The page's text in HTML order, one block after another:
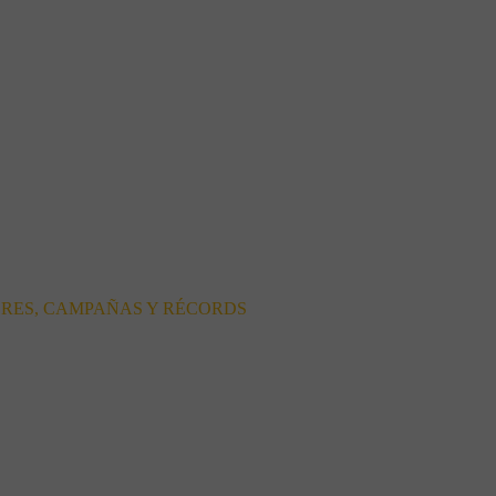
CAMPAÑAS Y RÉCORDS